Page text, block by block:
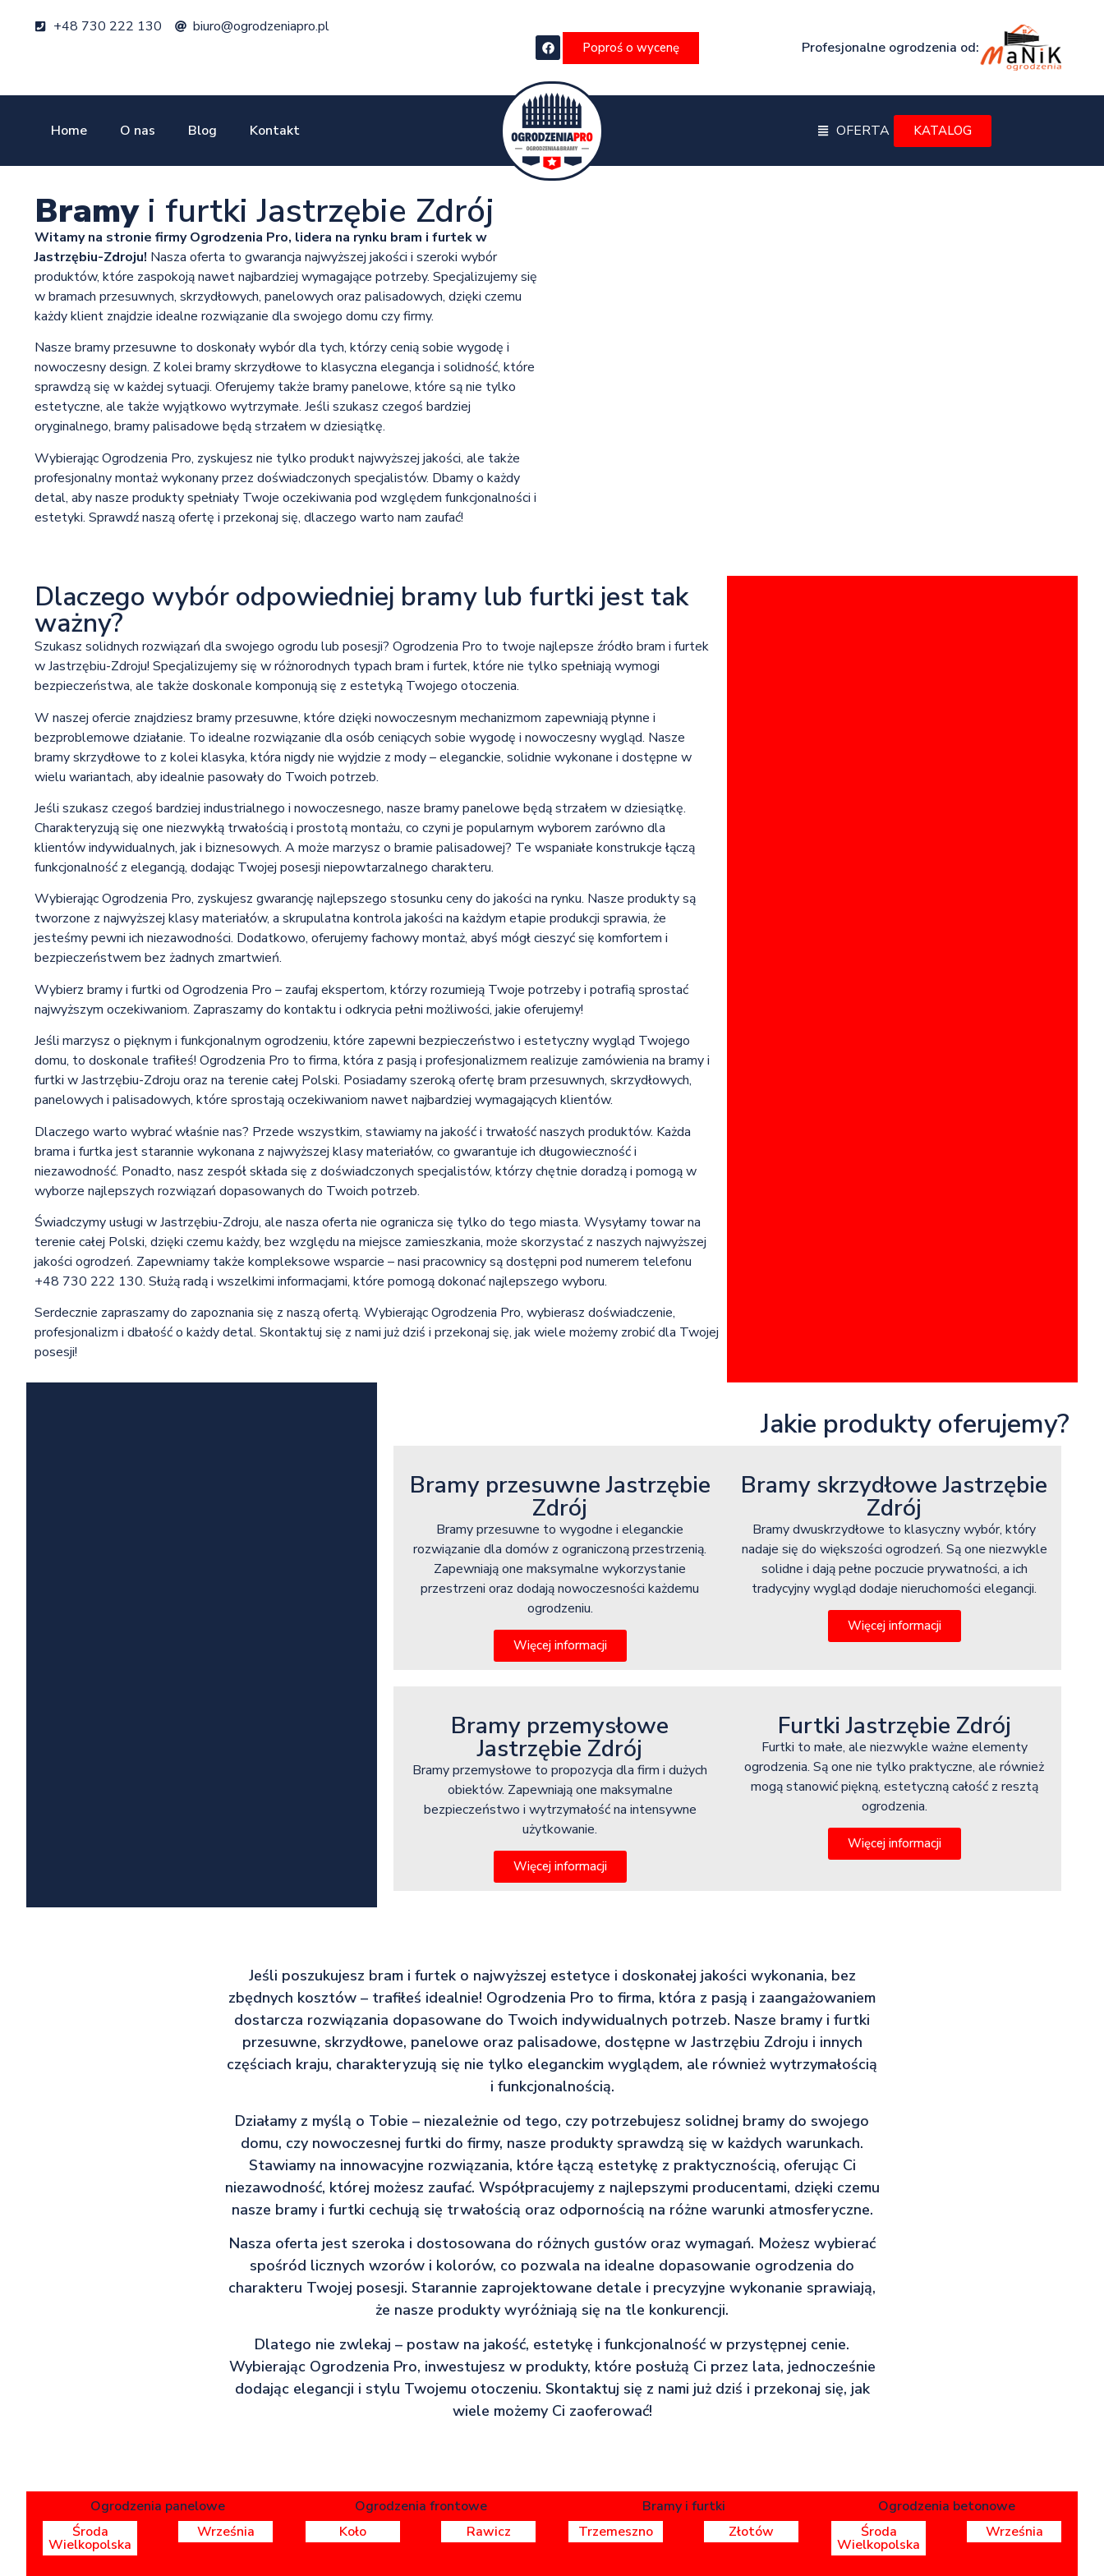
+48 730 222 130 biuro@ogrodzeniapro.pl
Poproś o wycenę Profesjonalne ogrodzenia od:
Home O nas Blog Kontakt OFERTA KATALOG
Bramy i furtki Jastrzębie Zdrój
Witamy na stronie firmy Ogrodzenia Pro, lidera na rynku bram i furtek w
Jastrzębiu-Zdroju! Nasza oferta to gwarancja najwyższej jakości i szeroki wybór
produktów, które zaspokoją nawet najbardziej wymagające potrzeby. Specjalizujemy się
w bramach przesuwnych, skrzydłowych, panelowych oraz palisadowych, dzięki czemu
każdy klient znajdzie idealne rozwiązanie dla swojego domu czy firmy.
Nasze bramy przesuwne to doskonały wybór dla tych, którzy cenią sobie wygodę i
nowoczesny design. Z kolei bramy skrzydłowe to klasyczna elegancja i solidność, które
sprawdzą się w każdej sytuacji. Oferujemy także bramy panelowe, które są nie tylko
estetyczne, ale także wyjątkowo wytrzymałe. Jeśli szukasz czegoś bardziej
oryginalnego, bramy palisadowe będą strzałem w dziesiątkę.
Wybierając Ogrodzenia Pro, zyskujesz nie tylko produkt najwyższej jakości, ale także
profesjonalny montaż wykonany przez doświadczonych specjalistów. Dbamy o każdy
detal, aby nasze produkty spełniały Twoje oczekiwania pod względem funkcjonalności i
estetyki. Sprawdź naszą ofertę i przekonaj się, dlaczego warto nam zaufać!
Dlaczego wybór odpowiedniej bramy lub furtki jest tak
ważny?
Szukasz solidnych rozwiązań dla swojego ogrodu lub posesji? Ogrodzenia Pro to twoje najlepsze źródło bram i furtek
w Jastrzębiu-Zdroju! Specjalizujemy się w różnorodnych typach bram i furtek, które nie tylko spełniają wymogi
bezpieczeństwa, ale także doskonale komponują się z estetyką Twojego otoczenia.
W naszej ofercie znajdziesz bramy przesuwne, które dzięki nowoczesnym mechanizmom zapewniają płynne i
bezproblemowe działanie. To idealne rozwiązanie dla osób ceniących sobie wygodę i nowoczesny wygląd. Nasze
bramy skrzydłowe to z kolei klasyka, która nigdy nie wyjdzie z mody – eleganckie, solidnie wykonane i dostępne w
wielu wariantach, aby idealnie pasowały do Twoich potrzeb.
Jeśli szukasz czegoś bardziej industrialnego i nowoczesnego, nasze bramy panelowe będą strzałem w dziesiątkę.
Charakteryzują się one niezwykłą trwałością i prostotą montażu, co czyni je popularnym wyborem zarówno dla
klientów indywidualnych, jak i biznesowych. A może marzysz o bramie palisadowej? Te wspaniałe konstrukcje łączą
funkcjonalność z elegancją, dodając Twojej posesji niepowtarzalnego charakteru.
Wybierając Ogrodzenia Pro, zyskujesz gwarancję najlepszego stosunku ceny do jakości na rynku. Nasze produkty są
tworzone z najwyższej klasy materiałów, a skrupulatna kontrola jakości na każdym etapie produkcji sprawia, że
jesteśmy pewni ich niezawodności. Dodatkowo, oferujemy fachowy montaż, abyś mógł cieszyć się komfortem i
bezpieczeństwem bez żadnych zmartwień.
Wybierz bramy i furtki od Ogrodzenia Pro – zaufaj ekspertom, którzy rozumieją Twoje potrzeby i potrafią sprostać
najwyższym oczekiwaniom. Zapraszamy do kontaktu i odkrycia pełni możliwości, jakie oferujemy!
Jeśli marzysz o pięknym i funkcjonalnym ogrodzeniu, które zapewni bezpieczeństwo i estetyczny wygląd Twojego
domu, to doskonale trafiłeś! Ogrodzenia Pro to firma, która z pasją i profesjonalizmem realizuje zamówienia na bramy i
furtki w Jastrzębiu-Zdroju oraz na terenie całej Polski. Posiadamy szeroką ofertę bram przesuwnych, skrzydłowych,
panelowych i palisadowych, które sprostają oczekiwaniom nawet najbardziej wymagających klientów.
Dlaczego warto wybrać właśnie nas? Przede wszystkim, stawiamy na jakość i trwałość naszych produktów. Każda
brama i furtka jest starannie wykonana z najwyższej klasy materiałów, co gwarantuje ich długowieczność i
niezawodność. Ponadto, nasz zespół składa się z doświadczonych specjalistów, którzy chętnie doradzą i pomogą w
wyborze najlepszych rozwiązań dopasowanych do Twoich potrzeb.
Świadczymy usługi w Jastrzębiu-Zdroju, ale nasza oferta nie ogranicza się tylko do tego miasta. Wysyłamy towar na
terenie całej Polski, dzięki czemu każdy, bez względu na miejsce zamieszkania, może skorzystać z naszych najwyższej
jakości ogrodzeń. Zapewniamy także kompleksowe wsparcie – nasi pracownicy są dostępni pod numerem telefonu
+48 730 222 130. Służą radą i wszelkimi informacjami, które pomogą dokonać najlepszego wyboru.
Serdecznie zapraszamy do zapoznania się z naszą ofertą. Wybierając Ogrodzenia Pro, wybierasz doświadczenie,
profesjonalizm i dbałość o każdy detal. Skontaktuj się z nami już dziś i przekonaj się, jak wiele możemy zrobić dla Twojej
posesji!
Jakie produkty oferujemy?
Bramy przesuwne Jastrzębie
Zdrój
Bramy przesuwne to wygodne i eleganckie
rozwiązanie dla domów z ograniczoną przestrzenią.
Zapewniają one maksymalne wykorzystanie
przestrzeni oraz dodają nowoczesności każdemu
ogrodzeniu.
Więcej informacji
Bramy skrzydłowe Jastrzębie
Zdrój
Bramy dwuskrzydłowe to klasyczny wybór, który
nadaje się do większości ogrodzeń. Są one niezwykle
solidne i dają pełne poczucie prywatności, a ich
tradycyjny wygląd dodaje nieruchomości elegancji.
Więcej informacji
Bramy przemysłowe
Jastrzębie Zdrój
Bramy przemysłowe to propozycja dla firm i dużych
obiektów. Zapewniają one maksymalne
bezpieczeństwo i wytrzymałość na intensywne
użytkowanie.
Więcej informacji
Furtki Jastrzębie Zdrój
Furtki to małe, ale niezwykle ważne elementy
ogrodzenia. Są one nie tylko praktyczne, ale również
mogą stanowić piękną, estetyczną całość z resztą
ogrodzenia.
Więcej informacji
Jeśli poszukujesz bram i furtek o najwyższej estetyce i doskonałej jakości wykonania, bez
zbędnych kosztów – trafiłeś idealnie! Ogrodzenia Pro to firma, która z pasją i zaangażowaniem
dostarcza rozwiązania dopasowane do Twoich indywidualnych potrzeb. Nasze bramy i furtki
przesuwne, skrzydłowe, panelowe oraz palisadowe, dostępne w Jastrzębiu Zdroju i innych
częściach kraju, charakteryzują się nie tylko eleganckim wyglądem, ale również wytrzymałością
i funkcjonalnością.
Działamy z myślą o Tobie – niezależnie od tego, czy potrzebujesz solidnej bramy do swojego
domu, czy nowoczesnej furtki do firmy, nasze produkty sprawdzą się w każdych warunkach.
Stawiamy na innowacyjne rozwiązania, które łączą estetykę z praktycznością, oferując Ci
niezawodność, której możesz zaufać. Współpracujemy z najlepszymi producentami, dzięki czemu
nasze bramy i furtki cechują się trwałością oraz odpornością na różne warunki atmosferyczne.
Nasza oferta jest szeroka i dostosowana do różnych gustów oraz wymagań. Możesz wybierać
spośród licznych wzorów i kolorów, co pozwala na idealne dopasowanie ogrodzenia do
charakteru Twojej posesji. Starannie zaprojektowane detale i precyzyjne wykonanie sprawiają,
że nasze produkty wyróżniają się na tle konkurencji.
Dlatego nie zwlekaj – postaw na jakość, estetykę i funkcjonalność w przystępnej cenie.
Wybierając Ogrodzenia Pro, inwestujesz w produkty, które posłużą Ci przez lata, jednocześnie
dodając elegancji i stylu Twojemu otoczeniu. Skontaktuj się z nami już dziś i przekonaj się, jak
wiele możemy Ci zaoferować!
Ogrodzenia panelowe
Środa
Wielkopolska
Września
Ogrodzenia frontowe
Koło
Rawicz
Bramy i furtki
Trzemeszno
Złotów
Ogrodzenia betonowe
Środa
Wielkopolska
Września